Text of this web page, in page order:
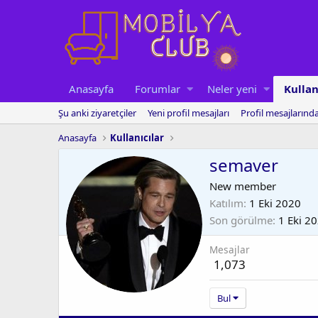
Anasayfa Forumlar Neler yeni
Şu anki ziyaretçiler Yeni profil mesajları
Profil
Anasayfa
Kullanıcılar
semaver
New member
Katılım 1 Eki 2020
Son görülme 1 Eki
Mesajlar
1,073
Bul